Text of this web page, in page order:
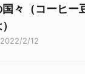
国々（コーヒー
2022/2/12